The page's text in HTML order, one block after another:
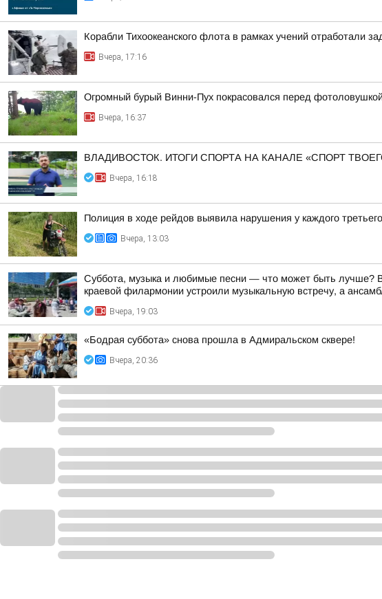
Корабли Тихоокеанского флота в рамках учений отработали
Вчера, 17:16
Огромный бурый Винни-Пух покрасовался перед
Вчера, 16:37
ВЛАДИВОСТОК. ИТОГИ СПОРТА НА КАНАЛЕ «СПОРТ
Вчера, 16:18
Полиция в ходе рейдов выявила нарушения у каждого
Вчера, 13:03
Суббота, музыка и любимые песни — что может быть лучше?
краевой филармонии устроили музыкальную встречу, а
Вчера, 19:03
«Бодрая суббота» снова прошла в Адмиральском сквере!
Вчера, 20:36